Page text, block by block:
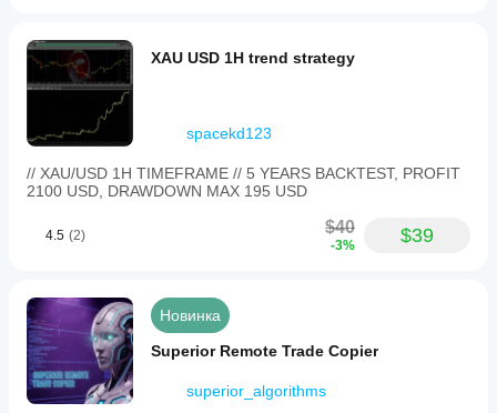
XAU USD 1H trend strategy
spacekd123
// XAU/USD 1H TIMEFRAME // 5 YEARS BACKTEST, PROFIT
2100 USD, DRAWDOWN MAX 195 USD
4.5 (2) $40
-3% $39
Новинка
Superior Remote Trade Copier
superior_algorithms